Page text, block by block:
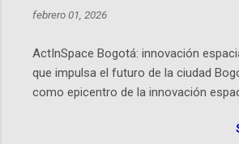
febrero 01, 2026
ActInSpace Bogotá: innovación
que impulsa el futuro de la ciudad
como epicentro de la innovación
hackathon global que convierte